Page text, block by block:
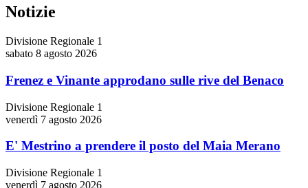
Notizie
Divisione Regionale 1
sabato 8 agosto 2026
Frenez e Vinante approdano sulle rive del Benaco
Divisione Regionale 1
venerdì 7 agosto 2026
E' Mestrino a prendere il posto del Maia Merano
Divisione Regionale 1
venerdì 7 agosto 2026